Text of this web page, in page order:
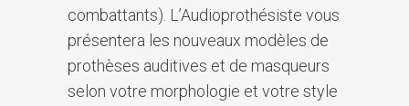
combattants). L’Audioprothésiste vous
présentera les nouveaux modèles de
prothèses auditives et de masqueurs
selon votre morphologie et votre style